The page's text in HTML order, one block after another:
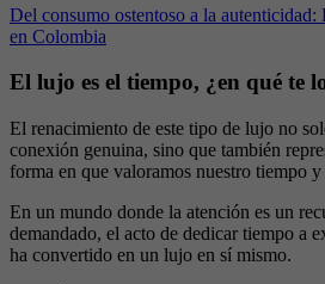
Del consumo ostentoso a la
en Colombia
El lujo es el tiempo, ¿en qué te
El renacimiento de este tipo de lujo no
conexión genuina, sino que también
forma en que valoramos nuestro tiempo
En un mundo donde la atención es un
demandado, el acto de dedicar tiempo a
ha convertido en un lujo en sí mismo.